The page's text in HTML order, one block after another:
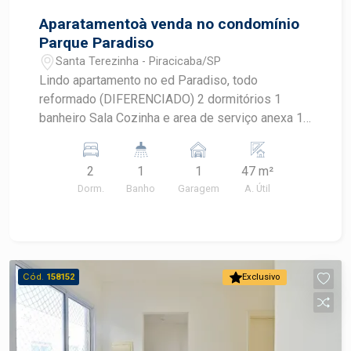
Aparatamentoà venda no condomínio
Parque Paradiso
Santa Terezinha - Piracicaba/SP
Lindo apartamento no ed Paradiso, todo
reformado (DIFERENCIADO) 2 dormitórios 1
banheiro Sala Cozinha e area de serviço anexa 1
2
Dorm.
1
Banho
1
Garagem
47 m²
A. Útil
Exclusivo
Cód. 158152